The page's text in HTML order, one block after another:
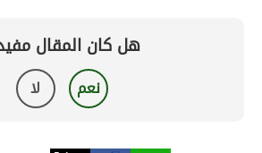
هل كان المقال
نعم لا